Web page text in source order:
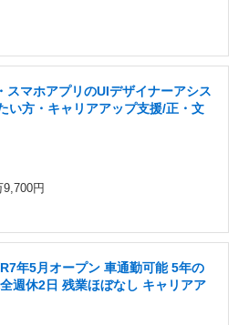
スマホアプリのUIデザイナーアシス
い方・キャリアアップ支援/正・文
9,700円
年5月オープン 車通勤可能 5年の
週休2日 残業ほぼなし キャリアア